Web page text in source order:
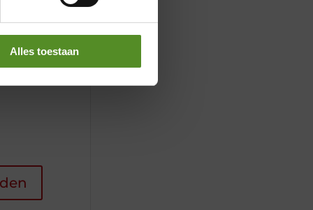
Alles toestaan